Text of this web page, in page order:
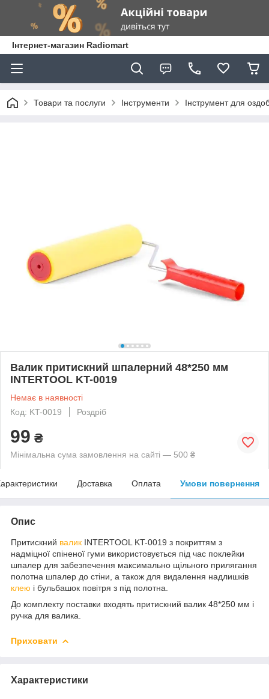
Інтернет-магазин Radiomart
Товари та послуги Інструменти Інструмент для
Валик притискний шпалерний 48*250 мм
INTERTOOL KT-0019
Немає в наявності
Код: KT-0019
Роздріб
99 ₴
Мінімальна сума замовлення на сайті — 500 ₴
Доставка Оплата Умови повернення
Опис
Притискний валик INTERTOOL KT-0019 з покриттям з
надміцної спіненої гуми використовується під час поклейки
шпалер для забезпечення максимально щільного прилягання
полотна шпалер до стіни, а також для видалення надлишків
клею і бульбашок повітря з під полотна.
До комплекту поставки входять притискний валик 48*250 мм і
ручка для валика.
Приховати
Характеристики